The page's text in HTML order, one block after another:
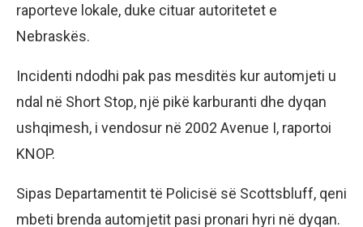
raporteve lokale, duke cituar autoritetet e
Nebraskës.
Incidenti ndodhi pak pas mesditës kur automjeti u
ndal në Short Stop, një pikë karburanti dhe dyqan
ushqimesh, i vendosur në 2002 Avenue I, raportoi
KNOP.
Sipas Departamentit të Policisë së Scottsbluff, qeni
mbeti brenda automjetit pasi pronari hyri në dyqan.